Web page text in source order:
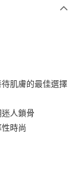
須另外申請。
，確認付款後即完
頁面所載為準。
，訂單將自動取
算日後寄送繳費提
。 讓您購物簡單
可透過四大超商／
肌膚的最佳選擇
人鎖骨
時尚